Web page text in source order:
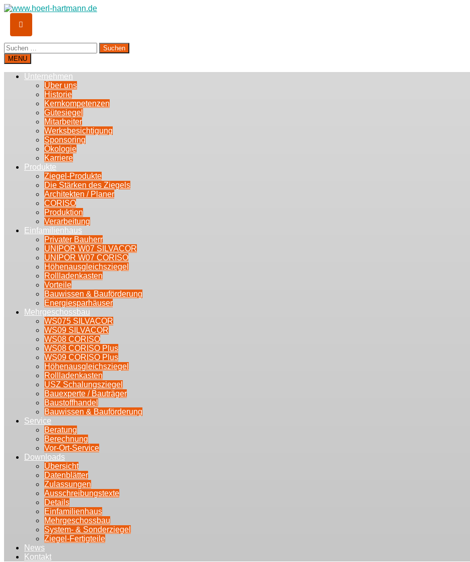
Suchen
nach:
MENU
Unternehmen
Über uns
Historie
Kernkompetenzen
Gütesiegel
Mitarbeiter
Werksbesichtigung
Sponsoring
Ökologie
Karriere
Produkte
Ziegel-Produkte
Die Stärken des Ziegels
Architekten / Planer
CORISO
Produktion
Verarbeitung
Einfamilienhaus
Privater Bauherr
UNIPOR W07 SILVACOR
UNIPOR W07 CORISO
Höhenausgleichsziegel
Rollladenkasten
Vorteile
Bauwissen & Bauförderung
Energiesparhäuser
Mehrgeschossbau
WS075 SILVACOR
WS09 SILVACOR
WS08 CORISO
WS08 CORISO Plus
WS09 CORISO Plus
Höhenausgleichsziegel
Rollladenkasten
USZ Schalungsziegel
Bauexperte / Bauträger
Baustoffhandel
Bauwissen & Bauförderung
Service
Beratung
Berechnung
Vor-Ort-Service
Downloads
Übersicht
Datenblätter
Zulassungen
Ausschreibungstexte
Details
Einfamilienhaus
Mehrgeschossbau
System- & Sonderziegel
Ziegel-Fertigteile
News
Kontakt